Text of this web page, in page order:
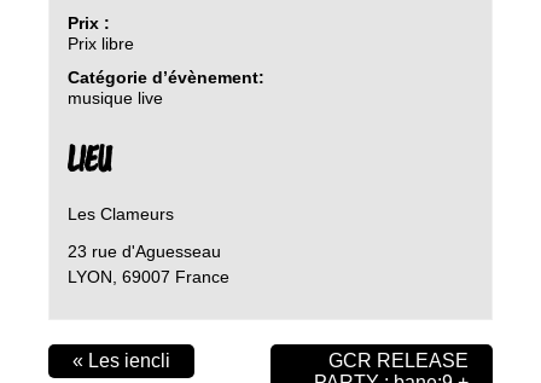
Prix :
Prix libre
Catégorie d’évènement:
musique live
LIEU
Les Clameurs
23 rue d'Aguesseau
LYON 69007 France
« Les iencli
GCR RELEASE